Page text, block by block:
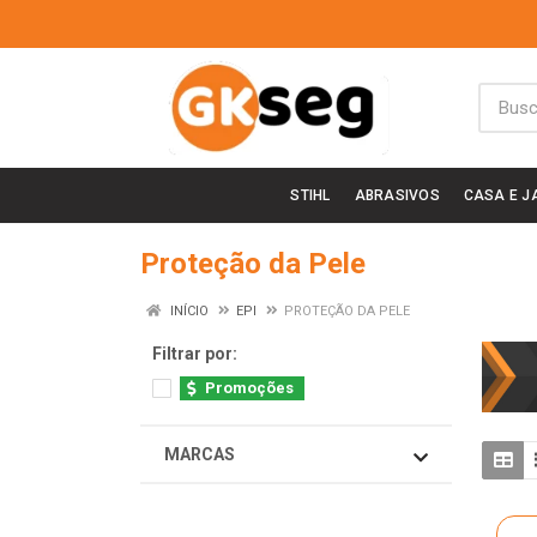
STIHL ABRASIVOS CASA E
Proteção da Pele
INÍCIO EPI PROTEÇÃO DA PELE
Filtrar por:
Promoções
MARCAS